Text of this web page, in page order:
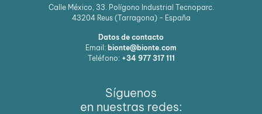
Calle México, 33. Polígono Industrial Tecnoparc.
43204 Reus (Tarragona) - España
Datos de contacto
Email: bionte@bionte.com
Teléfono: +34 977 317 111
Síguenos
en nuestras redes: